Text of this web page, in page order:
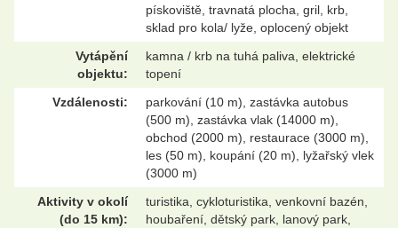
pískoviště, travnatá plocha, gril, krb,
sklad pro kola/ lyže, oplocený objekt
Vytápění
objektu:
kamna / krb na tuhá paliva, elektrické
topení
Vzdálenosti:
parkování (10 m), zastávka autobus
(500 m), zastávka vlak (14000 m),
obchod (2000 m), restaurace (3000 m),
les (50 m), koupání (20 m), lyžařský vlek
(3000 m)
Aktivity v okolí
(do 15 km):
turistika, cykloturistika, venkovní bazén,
houbaření, dětský park, lanový park,